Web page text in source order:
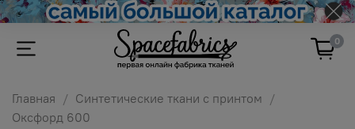
0
Главная
Синтетические ткани с принтом
Оксфорд 600